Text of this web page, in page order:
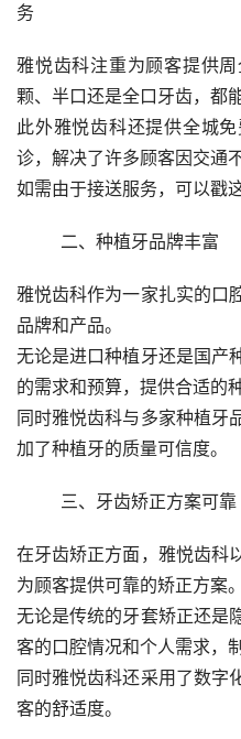
务
雅悦齿科注重为顾客提供
颗、半口还是全口牙齿，都
此外雅悦齿科还提供全城
诊，解决了许多顾客因交通
如需由于接送服务，可以戳
	二、种植牙品牌丰富
雅悦齿科作为一家扎实的口
品牌和产品。
无论是进口种植牙还是国产
的需求和预算，提供合适的
同时雅悦齿科与多家种植牙
加了种植牙的质量可信度。
	三、牙齿矫正方案可靠
在牙齿矫正方面，雅悦齿科
为顾客提供可靠的矫正方案。
无论是传统的牙套矫正还是
客的口腔情况和个人需求，
同时雅悦齿科还采用了数字
客的舒适度。